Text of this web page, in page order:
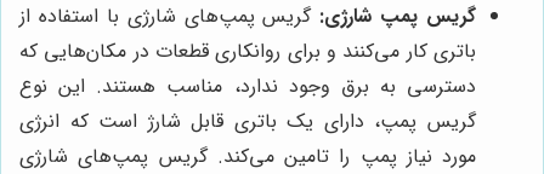
گریس پمپ شارژی: گریس پمپ‌های شارژی با استفاده از
باتری کار می‌کنند و برای روانکاری قطعات در مکان‌هایی که
دسترسی به برق وجود ندارد، مناسب هستند. این نوع
گریس پمپ، دارای یک باتری قابل شارژ است که انرژی
مورد نیاز پمپ را تامین می‌کند. گریس پمپ‌های شارژی